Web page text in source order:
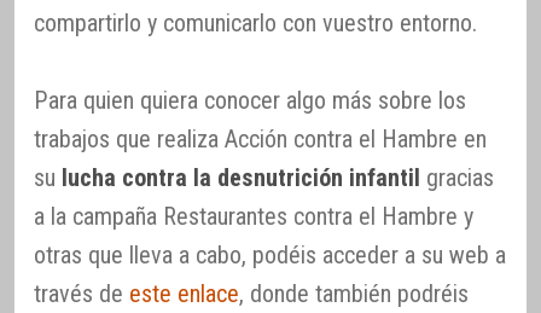
compartirlo y comunicarlo con vuestro entorno.
Para quien quiera conocer algo más sobre los
trabajos que realiza Acción contra el Hambre en
su lucha contra la desnutrición infantil gracias
a la campaña Restaurantes contra el Hambre y
otras que lleva a cabo, podéis acceder a su web a
través de este enlace, donde también podréis